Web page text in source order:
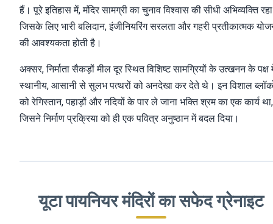
हैं। पूरे इतिहास में, मंदिर सामग्री का चुनाव विश्वास की सीधी अभिव्यक्ति
जिसके लिए भारी बलिदान, इंजीनियरिंग सरलता और गहरी प्रतीकात्मक
की आवश्यकता होती है।
अक्सर, निर्माता सैकड़ों मील दूर स्थित विशिष्ट सामग्रियों के उत्खनन के पक्ष
स्थानीय, आसानी से सुलभ पत्थरों को अनदेखा कर देते थे। इन विशाल
को रेगिस्तान, पहाड़ों और नदियों के पार ले जाना भक्ति श्रम का एक कार्य था,
जिसने निर्माण प्रक्रिया को ही एक पवित्र अनुष्ठान में बदल दिया।
यूटा पायनियर मंदिरों का सफेद ग्रेनाइट